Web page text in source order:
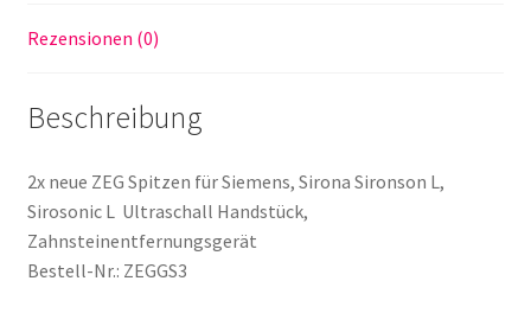
Rezensionen (0)
Beschreibung
2x neue ZEG Spitzen für Siemens, Sirona Sironson L,
Sirosonic L Ultraschall Handstück,
Zahnsteinentfernungsgerät
Bestell-Nr.: ZEGGS3